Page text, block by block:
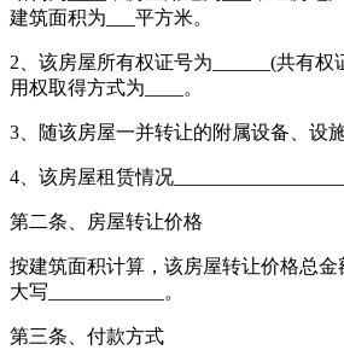
建筑面积为___平方米。
2、该房屋所有权证号为______(共有权
用权取得方式为____。
3、随该房屋一并转让的附属设备、设施
4、该房屋租赁情况__________________
第二条、房屋转让价格
按建筑面积计算，该房屋转让价格总金
大写____________。
第三条、付款方式